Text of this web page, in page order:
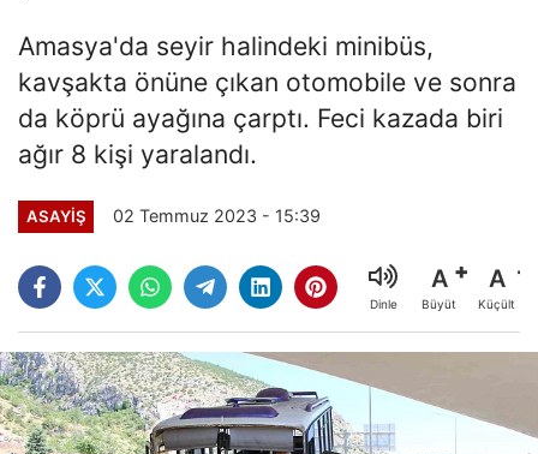
Amasya'da seyir halindeki minibüs,
kavşakta önüne çıkan otomobile ve sonra
da köprü ayağına çarptı. Feci kazada biri
ağır 8 kişi yaralandı.
ASAYİŞ 02 Temmuz 2023 - 15:39
Dinle
A
Büyüt
A
Küçült